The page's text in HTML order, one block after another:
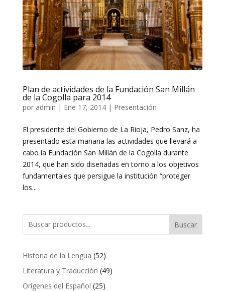
Plan de actividades de la Fundación San Millán
de la Cogolla para 2014
por admin | Ene 17, 2014| Presentación
El presidente del Gobierno de La Rioja, Pedro Sanz, ha
presentado esta mañana las actividades que llevará a
cabo la Fundación San Millán de la Cogolla durante
2014, que han sido diseñadas en torno a los objetivos
fundamentales que persigue la institución “proteger
los...
Buscar
Historia de la Lengua 5252
productos
Literatura y Traducción 4949
Orígenes del Español 2525